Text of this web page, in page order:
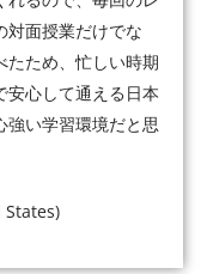
対面授業だけでな
たため、忙しい時期
安心して通える日本
強い学習環境だと思